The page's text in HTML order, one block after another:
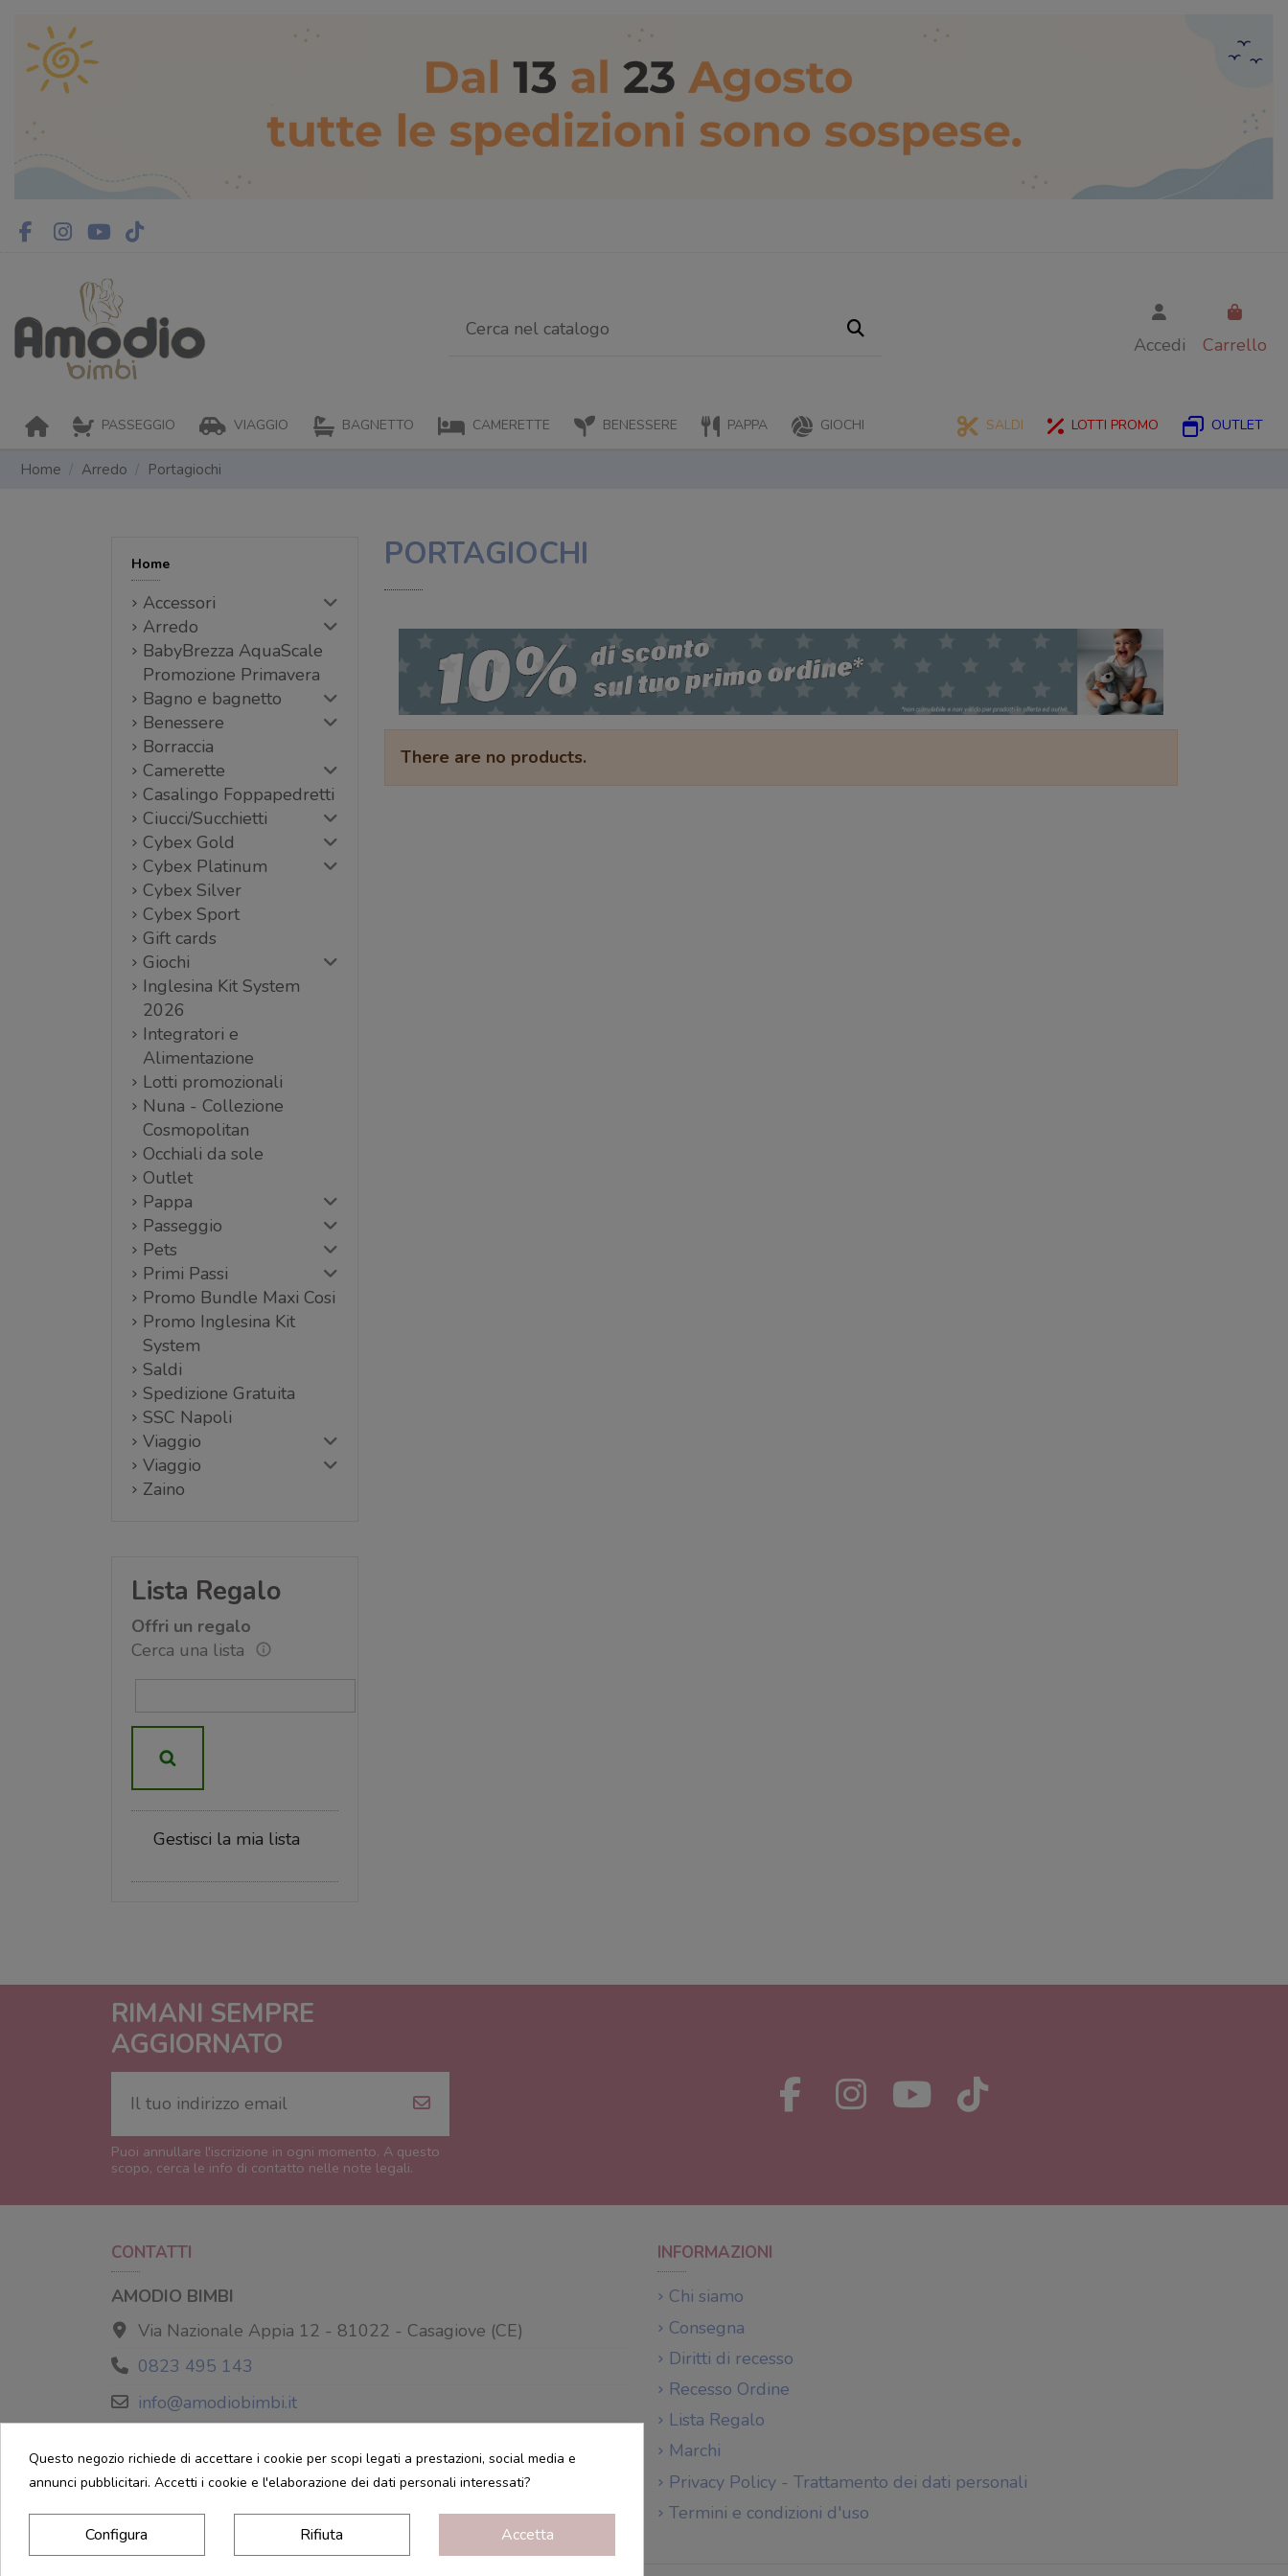
Accedi Carrello
PASSEGGIO VIAGGIO BAGNETTO CAMERETTE BENESSERE PAPPA GIOCHI OUTLET
LOTTI PROMO
SALDI
Home Arredo Portagiochi
PORTAGIOCHI
There are no products.
Home
Accessori
Arredo
BabyBrezza AquaScale
Promozione Primavera
Bagno e bagnetto
Benessere
Borraccia
Camerette
Casalingo Foppapedretti
Ciucci/Succhietti
Cybex Gold
Cybex Platinum
Cybex Silver
Cybex Sport
Gift cards
Giochi
Inglesina Kit System
2026
Integratori e
Alimentazione
Lotti promozionali
Nuna - Collezione
Cosmopolitan
Occhiali da sole
Outlet
Pappa
Passeggio
Pets
Primi Passi
Promo Bundle Maxi Cosi
Promo Inglesina Kit
System
Saldi
Spedizione Gratuita
SSC Napoli
Viaggio
Viaggio
Zaino
Lista Regalo
Offri un regalo
Cerca una lista
Gestisci la mia lista
RIMANI SEMPRE
AGGIORNATO
Puoi annullare l'iscrizione in ogni momento. A questo
scopo, cerca le info di contatto nelle note legali.
CONTATTI
AMODIO BIMBI
Via Nazionale Appia 12 - 81022 - Casagiove (CE)
0823 495 143
info@amodiobimbi.it
INFORMAZIONI
Chi siamo
Consegna
Diritti di recesso
Recesso Ordine
Lista Regalo
Marchi
Privacy Policy - Trattamento dei dati personali
Termini e condizioni d'uso
Questo negozio richiede di accettare i cookie per scopi legati a prestazioni, social media e
annunci pubblicitari. Accetti i cookie e l'elaborazione dei dati personali interessati?
Configura Rifiuta Accetta